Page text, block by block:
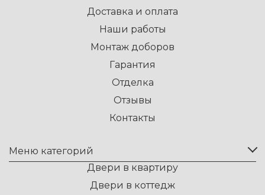
Доставка и оплата
Наши работы
Монтаж доборов
Гарантия
Отделка
Отзывы
Контакты
Меню категорий
Двери в квартиру
Двери в коттедж